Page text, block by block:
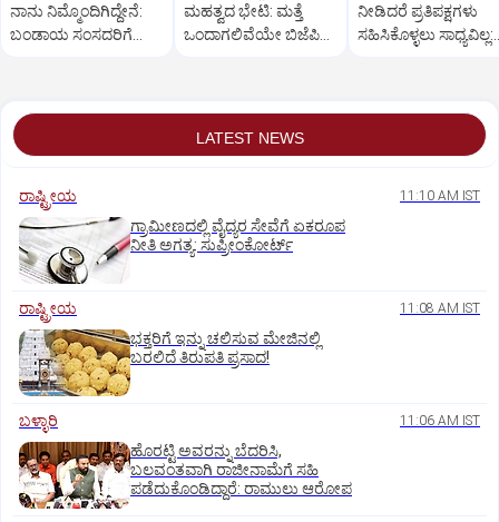
ನಾನು ನಿಮ್ಮೊಂದಿಗಿದ್ದೇನೆ:
ಬಂಡಾಯ ಸಂಸದರಿಗೆ
ಮಹತ್ವದ ಭೇಟಿ: ಮತ್ತೆ
ಒಂದಾಗಲಿವೆಯೇ ಬಿಜೆಪಿ–
ನೀಡಿದರೆ ಪ್ರತಿಪಕ್ಷಗಳು
ಸಹಿಸಿಕೊಳ್ಳಲು ಸಾಧ್ಯವಿಲ್ಲ:
LATEST NEWS
ರಾಷ್ಟ್ರೀಯ 11:10 AM IST
ಗ್ರಾಮೀಣದಲ್ಲಿ ವೈದ್ಯರ ಸೇವೆಗೆ ಏಕರೂಪ
ನೀತಿ ಅಗತ್ಯ: ಸುಪ್ರೀಂಕೋರ್ಟ್‌
ರಾಷ್ಟ್ರೀಯ 11:08 AM IST
ಭಕ್ತರಿಗೆ ಇನ್ನು ಚಲಿಸುವ ಮೇಜಿನಲ್ಲಿ
ಬರಲಿದೆ ತಿರುಪತಿ ಪ್ರಸಾದ!
ಬಳ್ಳಾರಿ 11:06 AM IST
ಹೊರಟ್ಟಿ ಅವರನ್ನು ಬೆದರಿಸಿ,
ಬಲವಂತವಾಗಿ ರಾಜೀನಾಮೆಗೆ ಸಹಿ
ಪಡೆದುಕೊಂಡಿದ್ದಾರೆ: ರಾಮುಲು ಆರೋಪ